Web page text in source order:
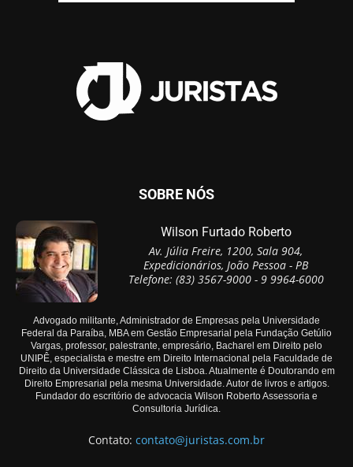
SOBRE NÓS
Wilson Furtado Roberto
Av. Júlia Freire, 1200, Sala 904,
Expedicionários, João Pessoa - PB
Telefone: (83) 3567-9000 - 9 9964-6000
Advogado militante, Administrador de Empresas pela Universidade
Federal da Paraíba, MBA em Gestão Empresarial pela Fundação Getúlio
Vargas, professor, palestrante, empresário, Bacharel em Direito pelo
UNIPÊ, especialista e mestre em Direito Internacional pela Faculdade de
Direito da Universidade Clássica de Lisboa. Atualmente é Doutorando em
Direito Empresarial pela mesma Universidade. Autor de livros e artigos.
Fundador do escritório de advocacia Wilson Roberto Assessoria e
Consultoria Jurídica.
Contato: contato@juristas.com.br